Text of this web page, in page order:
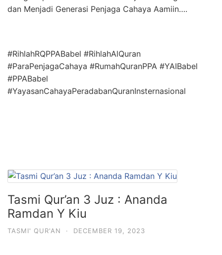
dan Menjadi Generasi Penjaga Cahaya Aamiin….
#RihlahRQPPABabel #RihlahAlQuran
#ParaPenjagaCahaya #RumahQuranPPA #YAIBabel
#PPABabel
#YayasanCahayaPeradabanQuranInsternasional
Tasmi Qur’an 3 Juz : Ananda
Ramdan Y Kiu
TASMI' QUR'AN · DECEMBER 19, 2023